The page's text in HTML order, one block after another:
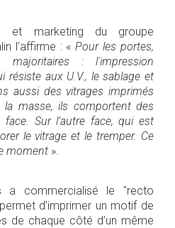
et marketing du groupe
l’affirme : «Pour les portes,
: l'impression
résiste aux U.V., le sablage et
aussi des vitrages imprimés
la masse, ils comportent des
Sur l’autre face, qui est
le vitrage et le tremper. Ce
moment ».
a commercialisé le "recto
d’imprimer un motif de
de chaque côté d’un même